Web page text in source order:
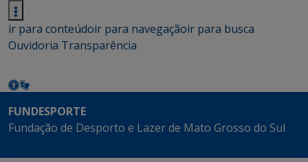
ir para conteúdoir para navegaçãoir para busca
Ouvidoria Transparência
FUNDESPORTE
Fundação de Desporto e Lazer de Mato Grosso do Sul